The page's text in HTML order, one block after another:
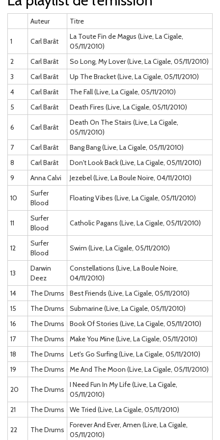
Auteur Titre
1 Carl Barât
La Toute Fin de Magus (Live, La Cigale,
05/11/2010)
2
Carl Barât
So Long, My Lover (Live, La Cigale, 05/11/2010)
3
Carl Barât
Up The Bracket (Live, La Cigale, 05/11/2010)
4
Carl Barât
The Fall (Live, La Cigale, 05/11/2010)
5
Carl Barât Death Fires (Live, La Cigale, 05/11/2010)
6 Carl Barât
Death On The Stairs (Live, La Cigale,
05/11/2010)
7
Carl Barât
Bang Bang (Live, La Cigale, 05/11/2010)
8
Carl Barât
Don't Look Back (Live, La Cigale, 05/11/2010)
9
Anna Calvi Jezebel (Live, La Boule Noire, 04/11/2010)
10
Surfer
Blood
Floating Vibes (Live, La Cigale, 05/11/2010)
11
Surfer
Blood
Catholic Pagans (Live, La Cigale, 05/11/2010)
12
Surfer
Blood
Swim (Live, La Cigale, 05/11/2010)
13
Darwin
Deez
Constellations (Live, La Boule Noire,
04/11/2010)
14
The Drums
Best Friends (Live, La Cigale, 05/11/2010)
15
The Drums
Submarine (Live, La Cigale, 05/11/2010)
16
The Drums
Book Of Stories (Live, La Cigale, 05/11/2010)
17
The Drums
Make You Mine (Live, La Cigale, 05/11/2010)
18
The Drums
Let's Go Surfing (Live, La Cigale, 05/11/2010)
19
The Drums Me And The Moon (Live, La Cigale, 05/11/2010)
20 The Drums
I Need Fun In My Life (Live, La Cigale,
05/11/2010)
21
The Drums We Tried (Live, La Cigale, 05/11/2010)
22 The Drums
Forever And Ever, Amen (Live, La Cigale,
05/11/2010)